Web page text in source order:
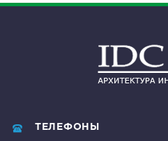
ТЕЛЕФОНЫ